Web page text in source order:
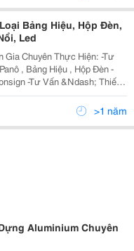
Bảng Hiệu, Hộp Đèn,
Led
Chuyên Thực Hiện: -Tư
, Bảng Hiệu , Hộp Đèn -
Thiết
Hàng Hội Chợ , Triển Lãm -
&Ndash; Thi
>1 năm
Aluminium Chuyên